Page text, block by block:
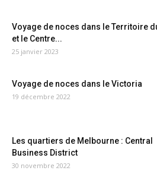
Voyage de noces dans le Territoire
et le Centre...
25 janvier 2023
Voyage de noces dans le Victoria
19 décembre 2022
Les quartiers de Melbourne : Central
Business District
30 novembre 2022